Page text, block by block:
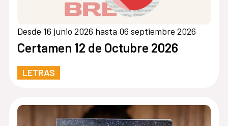
Desde 16 junio 2026 hasta 06 septiembre 2026
Certamen 12 de Octubre 2026
LETRAS